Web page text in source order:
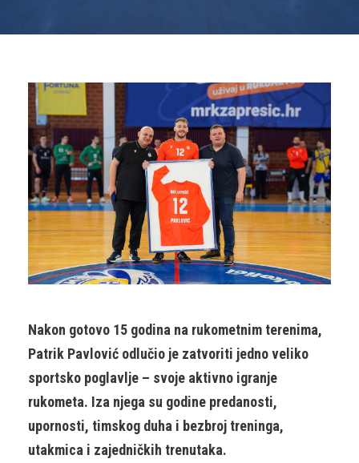
Nakon gotovo 15 godina na rukometnim terenima,
Patrik Pavlović odlučio je zatvoriti jedno veliko
sportsko poglavlje – svoje aktivno igranje
rukometa. Iza njega su godine predanosti,
upornosti, timskog duha i bezbroj treninga,
utakmica i zajedničkih trenutaka.